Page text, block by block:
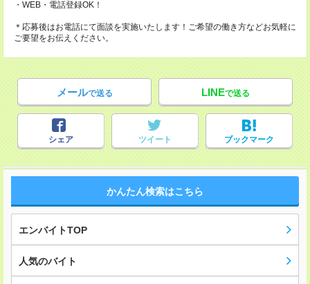
・WEB・電話登録OK！
＊応募後はお電話にて面談を実施いたします！ご希望の働き方などお気軽に
ご要望をお伝えください。
メールで送る LINEで送る
シェア ツイート ブックマーク
かんたん検索はこちら
エンバイトTOP
人気のバイト